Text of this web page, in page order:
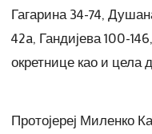
Гагарина 34-74,
42a, Гандијева 100-
окретнице као и цела
Протојереј Миленко